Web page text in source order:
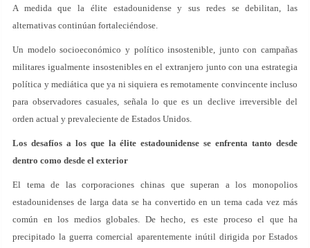
A medida que la élite estadounidense y sus redes se debilitan, las
alternativas continúan fortaleciéndose.
Un modelo socioeconómico y político insostenible, junto con campañas
militares igualmente insostenibles en el extranjero junto con una estrategia
política y mediática que ya ni siquiera es remotamente convincente incluso
para observadores casuales, señala lo que es un declive irreversible del
orden actual y prevaleciente de Estados Unidos.
Los desafíos a los que la élite estadounidense se enfrenta tanto desde
dentro como desde el exterior
El tema de las corporaciones chinas que superan a los monopolios
estadounidenses de larga data se ha convertido en un tema cada vez más
común en los medios globales. De hecho, es este proceso el que ha
precipitado la guerra comercial aparentemente inútil dirigida por Estados